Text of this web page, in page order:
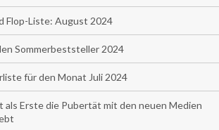
Flop-Liste: August 2024
Sommerbeststeller 2024
für den Monat Juli 2024
als Erste die Pubertät mit den neuen Medien